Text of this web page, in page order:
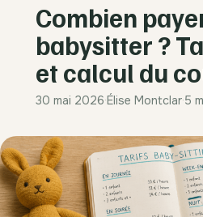
Combien
babysitter ?
et calcul du
30 mai 2026·Élise Montclar·5